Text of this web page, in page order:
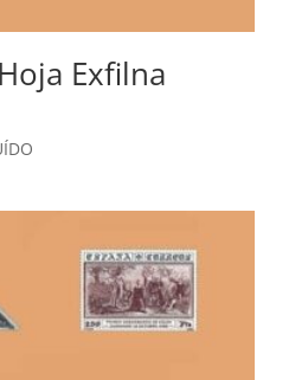
Exfilna